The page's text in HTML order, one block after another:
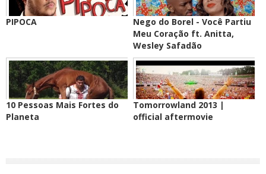
PIPOCA
Nego do Borel - Você Partiu
Meu Coração ft. Anitta,
Wesley Safadão
10 Pessoas Mais Fortes do
Planeta
Tomorrowland 2013 |
official aftermovie